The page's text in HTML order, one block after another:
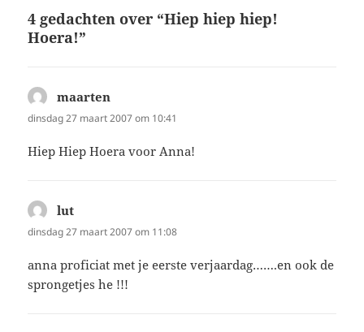
4 gedachten over “Hiep hiep hiep!
Hoera!”
maarten
dinsdag 27 maart 2007 om 10:41
Hiep Hiep Hoera voor Anna!
lut
dinsdag 27 maart 2007 om 11:08
anna proficiat met je eerste verjaardag…….en ook de
sprongetjes he !!!